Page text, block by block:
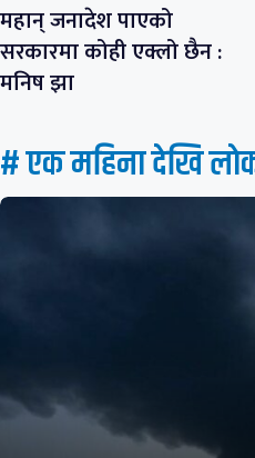
महान् जनादेश पाएको
सरकारमा कोही एक्लो छैन :
मनिष झा
# एक महिना देखि